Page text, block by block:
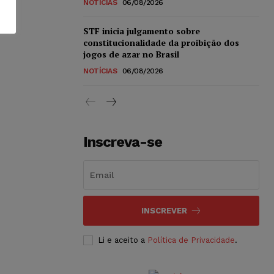
NOTÍCIAS 06/08/2026
STF inicia julgamento sobre
constitucionalidade da proibição dos
jogos de azar no Brasil
NOTÍCIAS 06/08/2026
Inscreva-se
INSCREVER
Li e aceito a Política de Privacidade.